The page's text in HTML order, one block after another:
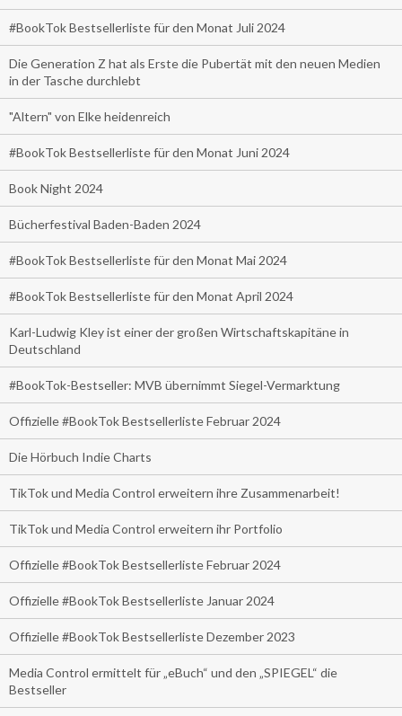
#BookTok Bestsellerliste für den Monat Juli 2024
Die Generation Z hat als Erste die Pubertät mit den neuen Medien
in der Tasche durchlebt
"Altern" von Elke heidenreich
#BookTok Bestsellerliste für den Monat Juni 2024
Book Night 2024
Bücherfestival Baden-Baden 2024
#BookTok Bestsellerliste für den Monat Mai 2024
#BookTok Bestsellerliste für den Monat April 2024
Karl-Ludwig Kley ist einer der großen Wirtschaftskapitäne in
Deutschland
#BookTok-Bestseller: MVB übernimmt Siegel-Vermarktung
Offizielle #BookTok Bestsellerliste Februar 2024
Die Hörbuch Indie Charts
TikTok und Media Control erweitern ihre Zusammenarbeit!
TikTok und Media Control erweitern ihr Portfolio
Offizielle #BookTok Bestsellerliste Februar 2024
Offizielle #BookTok Bestsellerliste Januar 2024
Offizielle #BookTok Bestsellerliste Dezember 2023
Media Control ermittelt für „eBuch“ und den „SPIEGEL“ die
Bestseller